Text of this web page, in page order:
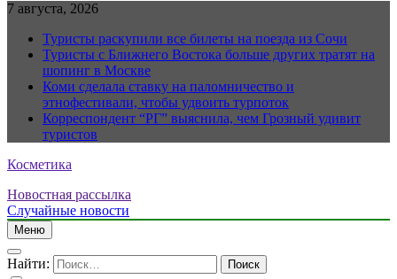
7 августа, 2026
Туристы раскупили все билеты на поезда из Сочи
Туристы с Ближнего Востока больше других тратят на
шопинг в Москве
Коми сделала ставку на паломничество и
этнофестивали, чтобы удвоить турпоток
Корреспондент “РГ” выяснила, чем Грозный удивит
туристов
Косметика
Новостная рассылка
Случайные новости
Меню
Найти: